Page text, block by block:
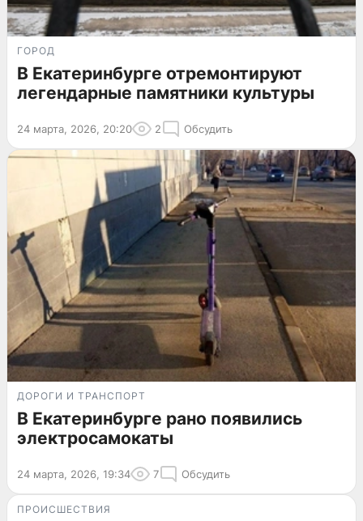
ГОРОД
В Екатеринбурге отремонтируют
легендарные памятники культуры
24 марта, 2026, 20:20 2 Обсудить
ДОРОГИ И ТРАНСПОРТ
В Екатеринбурге рано появились
электросамокаты
24 марта, 2026, 19:34 7 Обсудить
ПРОИСШЕСТВИЯ